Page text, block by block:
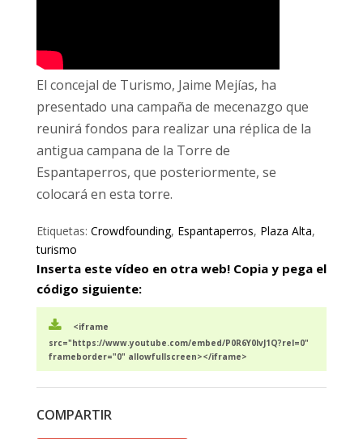
El concejal de Turismo, Jaime Mejías, ha
presentado una campaña de mecenazgo que
reunirá fondos para realizar una réplica de la
antigua campana de la Torre de
Espantaperros, que posteriormente, se
colocará en esta torre.
Etiquetas: Crowdfounding, Espantaperros, Plaza Alta,
turismo
Inserta este vídeo en otra web! Copia y pega el
código siguiente:
<iframe
src="https://www.youtube.com/embed/P0R6Y0lvJ1Q?rel=0"
frameborder="0" allowfullscreen></iframe>
COMPARTIR